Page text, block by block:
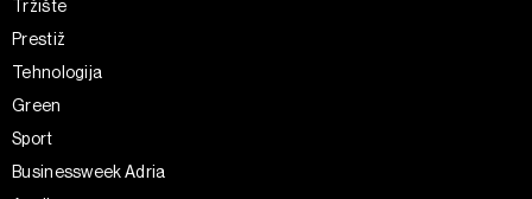
Tržište
Prestiž
Tehnologija
Green
Sport
Businessweek Adria